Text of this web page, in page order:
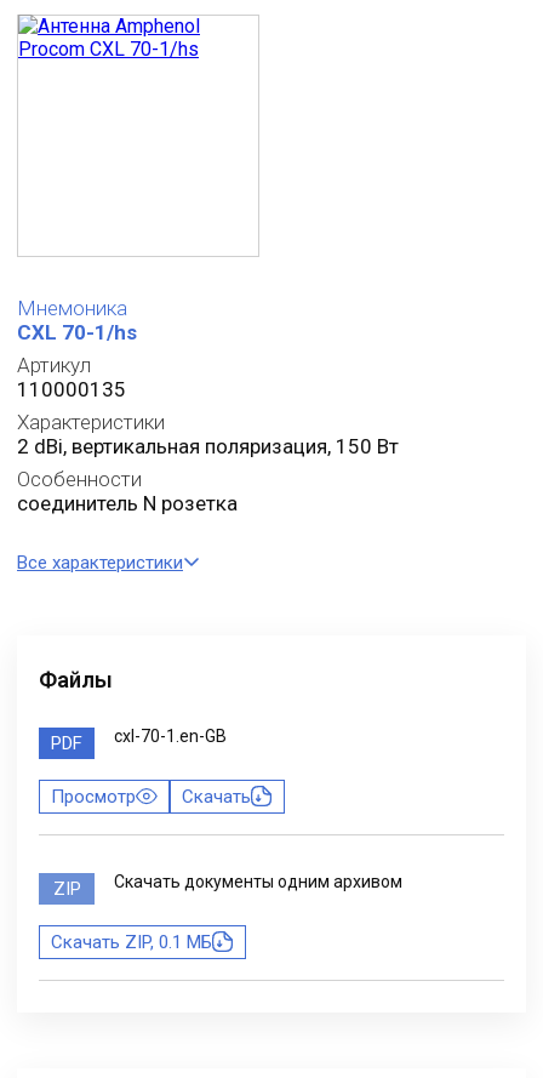
Мнемоника
CXL 70-1/hs
Артикул
110000135
Характеристики
2 dBi, вертикальная поляризация, 150 Вт
Особенности
соединитель N розетка
Все характеристики
Файлы
PDF cxl-70-1.en-GB
Просмотр Скачать
ZIP Скачать документы одним архивом
Скачать ZIP, 0.1 МБ